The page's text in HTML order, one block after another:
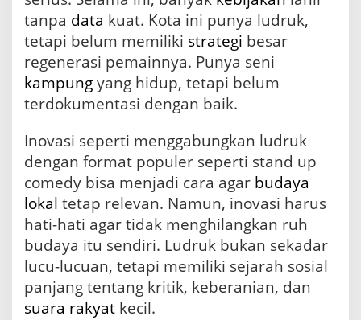
tanpa data kuat. Kota ini punya ludruk,
tetapi belum memiliki strategi besar
regenerasi pemainnya. Punya seni
kampungyang hidup, tetapi belum
terdokumentasi dengan baik.
Inovasi seperti menggabungkan ludruk
dengan format populer seperti stand up
comedy bisa menjadi cara agar budaya
lokal tetap relevan. Namun, inovasi harus
hati-hati agar tidak menghilangkan ruh
budaya itu sendiri. Ludruk bukan sekadar
lucu-lucuan, tetapi memiliki sejarah sosial
panjang tentang kritik, keberanian, dan
suara rakyat kecil.